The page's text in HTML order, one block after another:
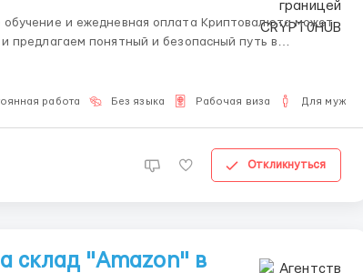
оплата Криптовалюта может
предлагаем понятный и безопасный путь в
работа Без языка Рабочая виза Для мужчин
Откликнуться
склад "Amazon" в